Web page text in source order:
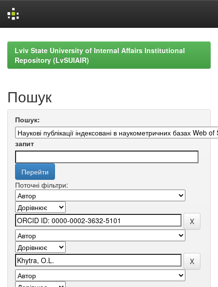
navigationLviv State University of Internal Affairs Institutional
Repository (LvSUIAIR)
Пошук
Пошук:
запит
Поточні фільтри: